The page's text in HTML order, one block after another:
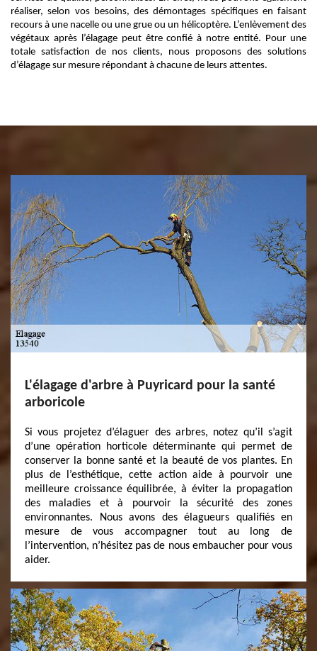
réaliser, selon vos besoins, des démontages spécifiques en faisant
recours à une nacelle ou une grue ou un hélicoptère. L’enlèvement des
végétaux après l’élagage peut être confié à notre entité. Pour une
totale satisfaction de nos clients, nous proposons des solutions
d’élagage sur mesure répondant à chacune de leurs attentes.
L'élagage d'arbre à Puyricard pour la santé
arboricole
Si vous projetez d’élaguer des arbres, notez qu’il s’agit
d’une opération horticole déterminante qui permet de
conserver la bonne santé et la beauté de vos plantes. En
plus de l’esthétique, cette action aide à pourvoir une
meilleure croissance équilibrée, à éviter la propagation
des maladies et à pourvoir la sécurité des zones
environnantes. Nous avons des élagueurs qualifiés en
mesure de vous accompagner tout au long de
l’intervention, n’hésitez pas de nous embaucher pour vous
aider.